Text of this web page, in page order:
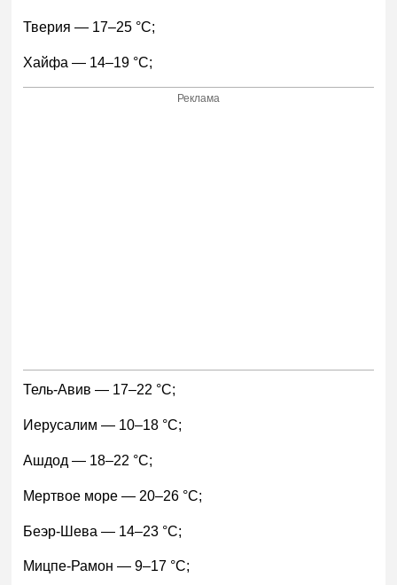
Тверия — 17–25 °С;
Хайфа — 14–19 °С;
Реклама
Тель-Авив — 17–22 °С;
Иерусалим — 10–18 °С;
Ашдод — 18–22 °С;
Мертвое море — 20–26 °С;
Беэр-Шева — 14–23 °С;
Мицпе-Рамон — 9–17 °С;